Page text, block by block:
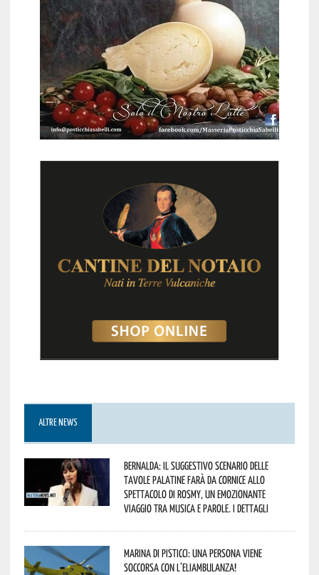
ALTRE NEWS
Bernalda: il suggestivo scenario delle
Tavole Palatine farà da cornice allo
spettacolo di Rosmy, un emozionante
viaggio tra musica e parole. I dettagli
Marina di Pisticci: una persona viene
soccorsa con l’eliambulanza!